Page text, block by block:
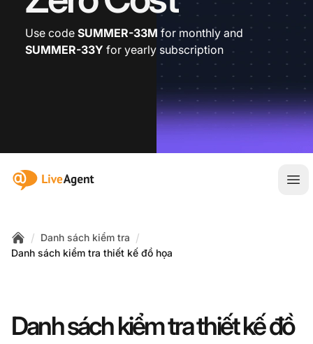
Use code SUMMER-33M for monthly and
SUMMER-33Y for yearly subscription
:site.title
Mở
Home
/ Danh sách kiểm tra /
Danh sách kiểm tra thiết kế đồ họa
Danh sách kiểm tra thiết kế đồ